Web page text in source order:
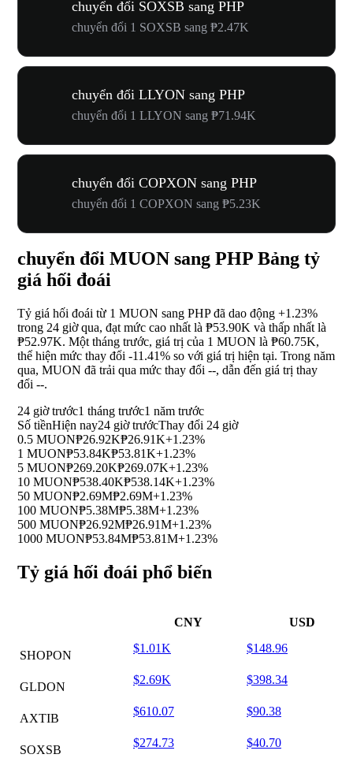
chuyển đổi SOXSB sang PHP
chuyển đổi 1 SOXSB sang ₱2.47K
chuyển đổi LLYON sang PHP
chuyển đổi 1 LLYON sang ₱71.94K
chuyển đổi COPXON sang PHP
chuyển đổi 1 COPXON sang ₱5.23K
chuyển đổi MUON sang PHP Bảng tỷ
giá hối đoái
Tỷ giá hối đoái từ 1 MUON sang PHP đã dao động +1.23%
trong 24 giờ qua, đạt mức cao nhất là ₱53.90K và thấp nhất là
₱52.97K. Một tháng trước, giá trị của 1 MUON là ₱60.75K,
thể hiện mức thay đổi -11.41% so với giá trị hiện tại. Trong năm
qua, MUON đã trải qua mức thay đổi --, dẫn đến giá trị thay
đổi --.
24 giờ trước1 tháng trước1 năm trước
Số tiềnHiện nay24 giờ trướcThay đổi 24 giờ
0.5 MUON₱26.92K₱26.91K+1.23%
1 MUON₱53.84K₱53.81K+1.23%
5 MUON₱269.20K₱269.07K+1.23%
10 MUON₱538.40K₱538.14K+1.23%
50 MUON₱2.69M₱2.69M+1.23%
100 MUON₱5.38M₱5.38M+1.23%
500 MUON₱26.92M₱26.91M+1.23%
1000 MUON₱53.84M₱53.81M+1.23%
Tỷ giá hối đoái phổ biến
CNY USD
SHOPON
$1.01K $148.96
GLDON
$2.69K $398.34
AXTIB
$610.07 $90.38
SOXSB
$274.73 $40.70